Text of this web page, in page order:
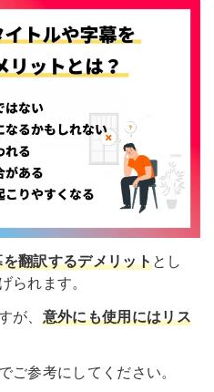
翻訳するデメリットとし
られます。
が、 意外にも使用にはリス
ご参考にしてください。